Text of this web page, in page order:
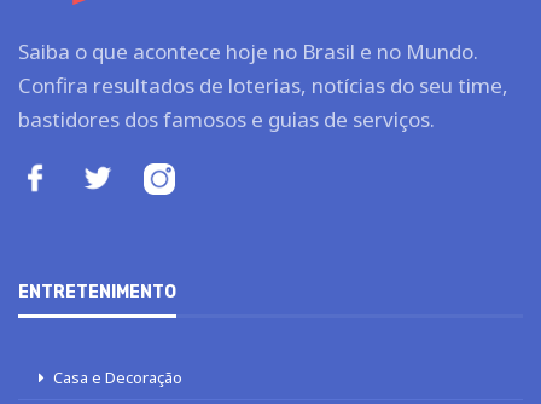
Saiba o que acontece hoje no Brasil e no Mundo.
Confira resultados de loterias, notícias do seu time,
bastidores dos famosos e guias de serviços.
ENTRETENIMENTO
Casa e Decoração